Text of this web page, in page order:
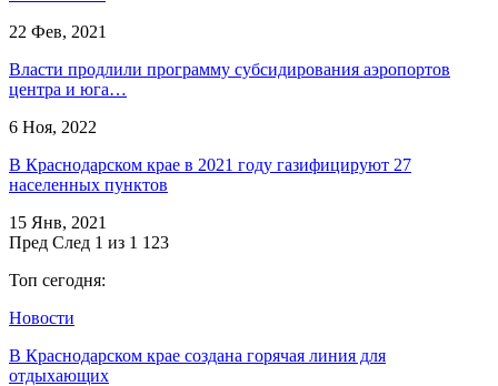
22 Фев, 2021
Власти продлили программу субсидирования аэропортов
центра и юга…
6 Ноя, 2022
В Краснодарском крае в 2021 году газифицируют 27
населенных пунктов
15 Янв, 2021
Пред След 1 из 1 123
Топ сегодня:
Новости
В Краснодарском крае создана горячая линия для
отдыхающих